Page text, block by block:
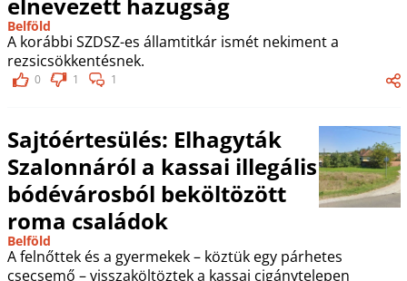
Belföld
A korábbi SZDSZ-es államtitkár ismét nekiment a
rezsicsökkentésnek.
0 1 1
Sajtóértesülés: Elhagyták
Szalonnáról a kassai illegális
bódévárosból beköltözött
roma családok
Belföld
A felnőttek és a gyermekek – köztük egy párhetes
csecsemő – visszaköltöztek a kassai cigánytelepen